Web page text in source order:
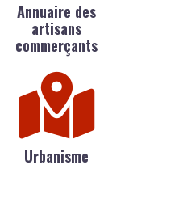
Annuaire des
artisans
commerçants
Urbanisme